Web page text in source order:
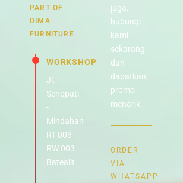
PART OF
DIMA
FURNITURE
WORKSHOP
Jl.
Senopati
-
Mindahan
RT 003
RW 003
Batealit
-
juga,
hubungi
kami
sekarang
dan
dapatkan
promo
menarik.
ORDER
VIA
WHATSAPP